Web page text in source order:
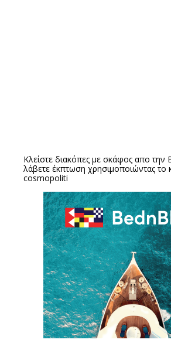
Κλείστε διακόπες με σκάφος απο την
λάβετε έκπτωση χρησιμοποιώντας το
cosmopoliti